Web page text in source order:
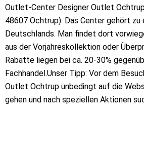
Outlet-Center Designer Outlet
48607 Ochtrup). Das Center gehört zu
Deutschlands. Man findet dort
aus der Vorjahreskollektion oder
Rabatte liegen bei ca. 20-30%
Fachhandel.Unser Tipp: Vor dem
Outlet Ochtrup unbedingt auf die
gehen und nach speziellen Aktionen